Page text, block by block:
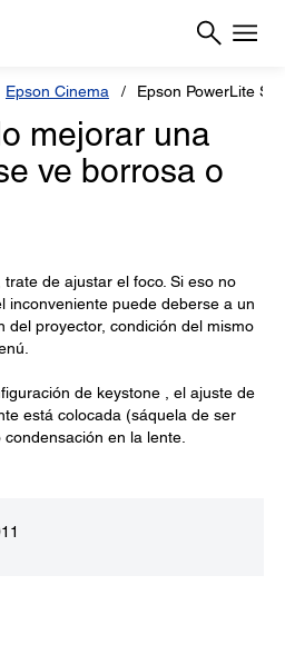
Epson Cinema Epson PowerLite S3
mejorar una
ve borrosa o
de ajustar el foco. Si eso no
inconveniente puede deberse a un
del proyector, condición del mismo
de keystone , el ajuste de
está colocada (sáquela de ser
en la lente.